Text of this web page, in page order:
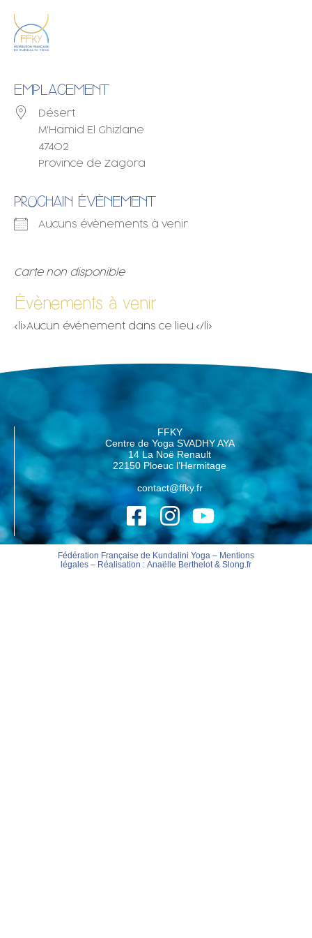
EMPLACEMENT
Désert
M'Hamid El Ghizlane
47402
Province de Zagora
PROCHAIN ÉVÈNEMENT
Aucuns évènements à venir
Carte non disponible
Évènements à venir
<li>Aucun événement dans ce lieu.</li>
FFKY
Centre de Yoga SVADHY AYA
14 La Noë Renault
22150 Ploeuc l’Hermitage
contact@ffky.fr
Fédération Française de Kundalini Yoga – Mentions
légales– Réalisation : Anaëlle Berthelot& Slong.fr